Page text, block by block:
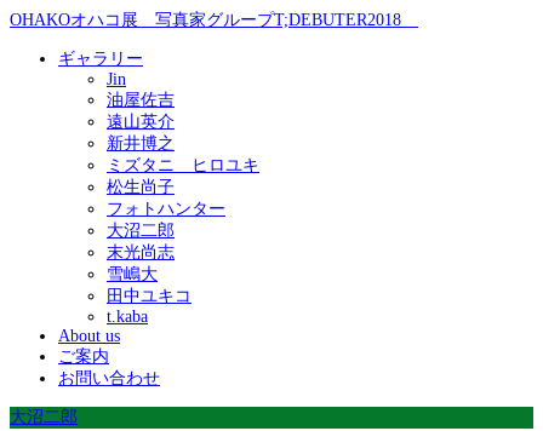
OHAKOオハコ展 写真家グループT;DEBUTER2018
ギャラリー
Jin
油屋佐吉
遠山英介
新井博之
ミズタニ ヒロユキ
松生尚子
フォトハンター
大沼二郎
末光尚志
雪嶋大
田中ユキコ
t.kaba
About us
ご案内
お問い合わせ
大沼二郎